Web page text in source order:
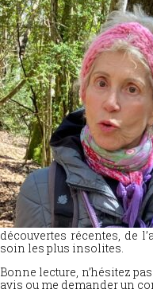
découvertes récentes, de
soin les plus insolites.
Bonne lecture, n’hésitez
avis ou me demander un